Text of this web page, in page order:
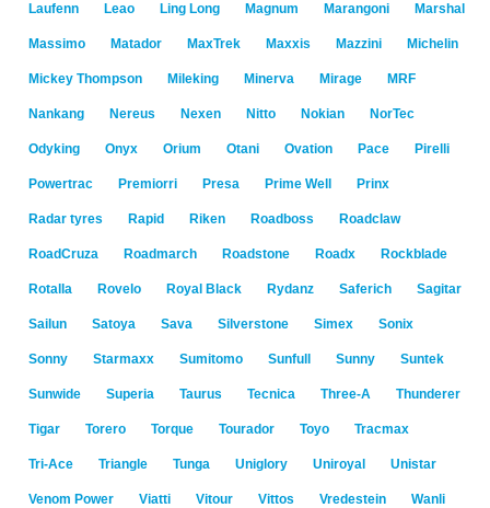
Laufenn Leao Ling Long Magnum Marangoni Marshal
Massimo Matador MaxTrek Maxxis Mazzini Michelin
Mickey Thompson Mileking Minerva Mirage MRF
Nankang Nereus Nexen Nitto Nokian NorTec
Odyking Onyx Orium Otani Ovation Pace Pirelli
Powertrac Premiorri Presa Prime Well Prinx
Radar tyres Rapid Riken Roadboss Roadclaw
RoadCruza Roadmarch Roadstone Roadx Rockblade
Rotalla Rovelo Royal Black Rydanz Saferich Sagitar
Sailun Satoya Sava Silverstone Simex Sonix
Sonny Starmaxx Sumitomo Sunfull Sunny Suntek
Sunwide Superia Taurus Tecnica Three-A Thunderer
Tigar Torero Torque Tourador Toyo Tracmax
Tri-Ace Triangle Tunga Uniglory Uniroyal Unistar
Venom Power Viatti Vitour Vittos Vredestein Wanli